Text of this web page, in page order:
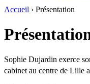
Accueil › Présentation
Sophie Dujardin exerce
cabinet au centre de Lille